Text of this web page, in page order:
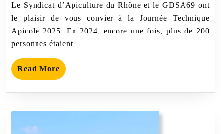
Le Syndicat d’Apiculture du Rhône et le GDSA69 ont
le plaisir de vous convier à la Journée Technique
Apicole 2025. En 2024, encore une fois, plus de 200
personnes étaient
Read More Read
More